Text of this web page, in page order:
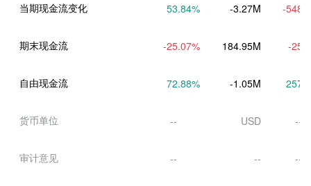
当期现金流变化 53.84% -3.27M -
期末现金流 -25.07% 184.95M -
自由现金流 72.88% -1.05M
货币单位 -- USD --
审计意见 -- -- --